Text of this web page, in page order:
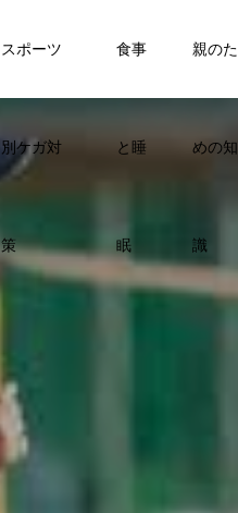
スポーツ
別ケガ対
策
食事
と睡
眠
親のた
めの知
識